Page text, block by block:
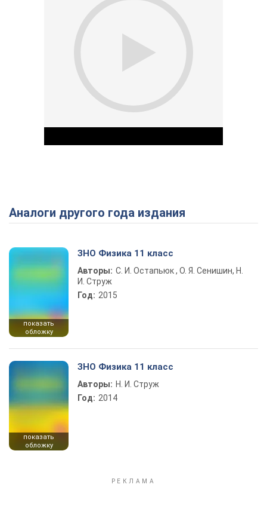
Play Video
Аналоги другого года издания
показать
обложку
ЗНО Физика 11 класс
Авторы: С. И. Остапьюк , О. Я. Сенишин, Н.
И. Струж
Год: 2015
показать
обложку
ЗНО Физика 11 класс
Авторы: Н. И. Струж
Год: 2014